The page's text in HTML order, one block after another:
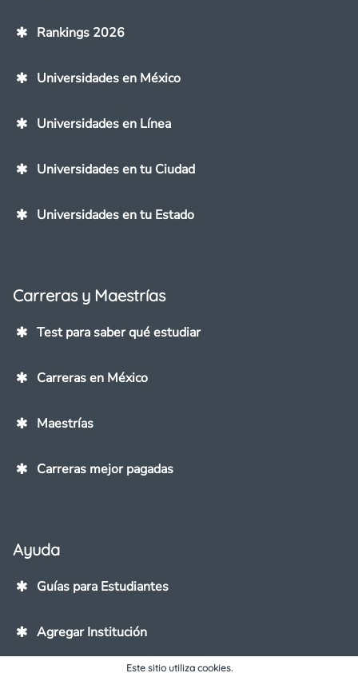
Rankings 2026
Universidades en México
Universidades en Línea
Universidades en tu Ciudad
Universidades en tu Estado
Carreras y Maestrías
Test para saber qué estudiar
Carreras en México
Maestrías
Carreras mejor pagadas
Ayuda
Guías para Estudiantes
Agregar Institución
Este sitio utiliza cookies.